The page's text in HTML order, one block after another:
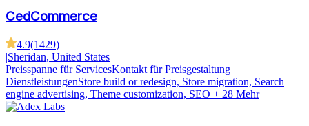
CedCommerce
4.9(1429)
|Sheridan, United States
Preisspanne für ServicesKontakt für Preisgestaltung
DienstleistungenStore build or redesign, Store migration, Search
engine advertising, Theme customization, SEO + 28 Mehr